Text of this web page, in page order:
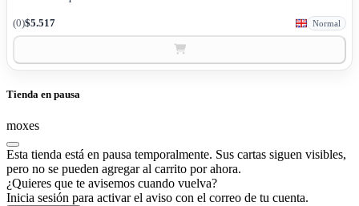
(0)$5.517 Normal
Tienda en pausa
moxes
Esta tienda está en pausa temporalmente. Sus cartas siguen visibles,
pero no se pueden agregar al carrito por ahora.
¿Quieres que te avisemos cuando vuelva?
Inicia sesión para activar el aviso con el correo de tu cuenta.